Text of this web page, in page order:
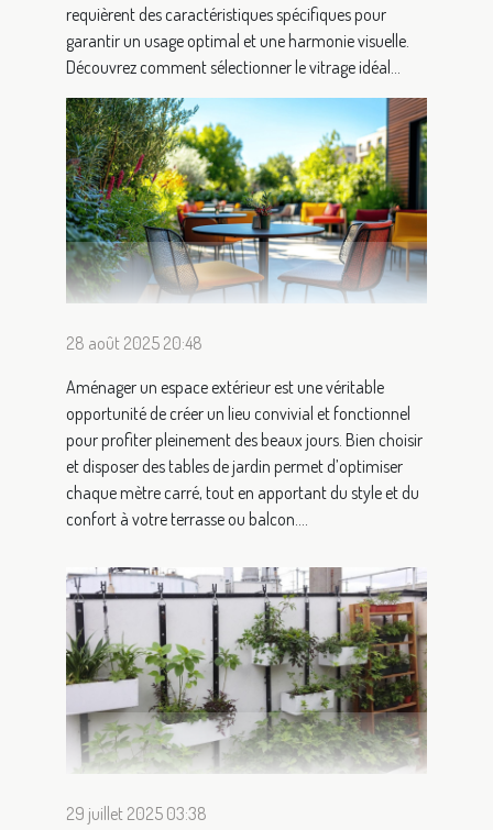
requièrent des caractéristiques spécifiques pour
garantir un usage optimal et une harmonie visuelle.
Découvrez comment sélectionner le vitrage idéal...
28 août 2025 20:48
Aménager un espace extérieur est une véritable
opportunité de créer un lieu convivial et fonctionnel
pour profiter pleinement des beaux jours. Bien choisir
et disposer des tables de jardin permet d’optimiser
chaque mètre carré, tout en apportant du style et du
confort à votre terrasse ou balcon....
29 juillet 2025 03:38